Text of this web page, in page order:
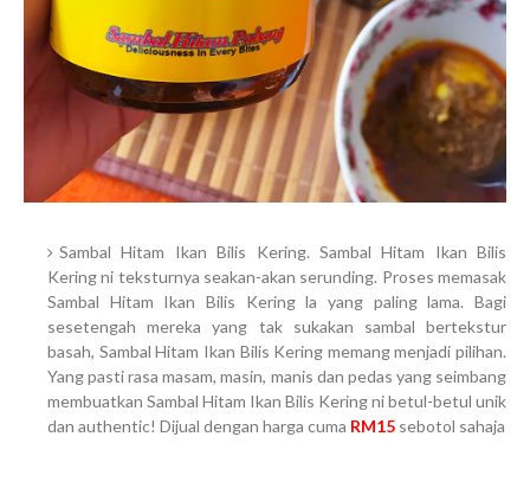
Sambal Hitam Ikan Bilis Kering. Sambal Hitam Ikan Bilis
Kering ni teksturnya seakan-akan serunding. Proses memasak
Sambal Hitam Ikan Bilis Kering la yang paling lama. Bagi
sesetengah mereka yang tak sukakan sambal bertekstur
basah, Sambal Hitam Ikan Bilis Kering memang menjadi pilihan.
Yang pasti rasa masam, masin, manis dan pedas yang seimbang
membuatkan Sambal Hitam Ikan Bilis Kering ni betul-betul unik
dan authentic! Dijual dengan harga cuma RM15 sebotol sahaja